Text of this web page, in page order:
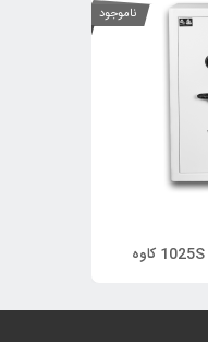
ناموجود